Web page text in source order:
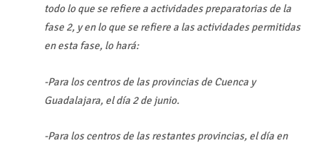
todo lo que se refiere a actividades preparatorias de la
fase 2, y en lo que se refiere a las actividades permitidas
en esta fase, lo hará:
-Para los centros de las provincias de Cuenca y
Guadalajara, el día 2 de junio.
-Para los centros de las restantes provincias, el día en